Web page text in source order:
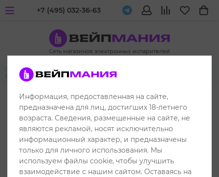
Сеть магазинов электронных испарителей
+7 (495) 032-36-63
Главная Одноразовые электронные испарители
ELF BAR BC 30000
до 30000 затяжек
Информация, предоставленная на сайте,
предназначена для лиц, достигших 18-летнего
возраста. Сведения, размещенные на сайте, не
являются рекламой, носят исключительно
информационный характер, и предназначены
только для личного использования. Мы
используем файлы cookie, чтобы улучшить
взаимодействие с нашим сайтом. Оставаясь на